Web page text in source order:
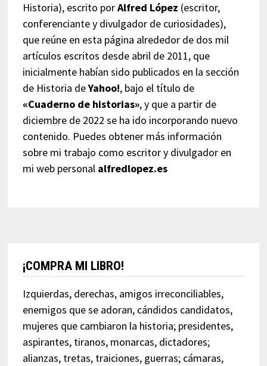
Historia), escrito porAlfred López (escritor,
conferenciante y divulgador de curiosidades),
que reúne en esta página alrededor de dos mil
artículos escritos desde abril de 2011, que
inicialmente habían sido publicados en la sección
de Historia deYahoo!, bajo el título de
«Cuaderno de historias», y que a partir de
diciembre de 2022 se ha ido incorporando nuevo
contenido. Puedes obtener más información
sobre mi trabajo como escritor y divulgador en
mi web personal alfredlopez.es
¡COMPRA MI LIBRO!
Izquierdas, derechas, amigos irreconciliables,
enemigos que se adoran, cándidos candidatos,
mujeres que cambiaron la historia; presidentes,
aspirantes, tiranos, monarcas, dictadores;
alianzas, tretas, traiciones, guerras; cámaras,